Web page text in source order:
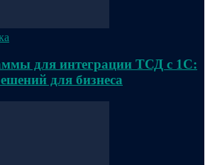
для интеграции ТСД с 1С:
для бизнеса